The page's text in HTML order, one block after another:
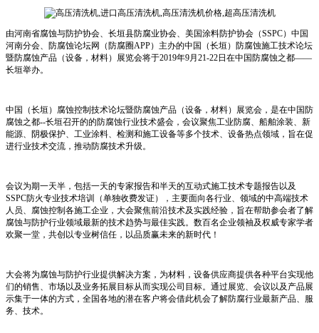
由河南省腐蚀与防护协会、长垣县防腐业协会、美国涂料防护协会（SSPC）中国
河南分会、防腐蚀论坛网（防腐圈APP）主办的中国（长垣）防腐蚀施工技术论坛
暨防腐蚀产品（设备，材料）展览会将于2019年9月21-22日在中国防腐蚀之都——
长垣举办。
中国（长垣）腐蚀控制技术论坛暨防腐蚀产品（设备，材料）展览会，是在中国防
腐蚀之都--长垣召开的的防腐蚀行业技术盛会，会议聚焦工业防腐、船舶涂装、新
能源、阴极保护、工业涂料、检测和施工设备等多个技术、设备热点领域，旨在促
进行业技术交流，推动防腐技术升级。
会议为期一天半，包括一天的专家报告和半天的互动式施工技术专题报告以及
SSPC防火专业技术培训（单独收费发证），主要面向各行业、领域的中高端技术
人员、腐蚀控制各施工企业，大会聚焦前沿技术及实践经验，旨在帮助参会者了解
腐蚀与防护行业领域最新的技术趋势与最佳实践。数百名企业领袖及权威专家学者
欢聚一堂，共创以专业树信任，以品质赢未来的新时代！
大会将为腐蚀与防护行业提供解决方案，为材料，设备供应商提供各种平台实现他
们的销售、市场以及业务拓展目标从而实现公司目标。通过展览、会议以及产品展
示集于一体的方式，全国各地的潜在客户将会借此机会了解防腐行业最新产品、服
务、技术。